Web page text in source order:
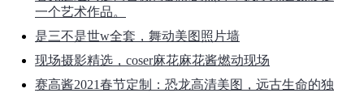
一个艺术作品。
是三不是世w全套，舞动美图照片墙
现场摄影精选，coser麻花麻花酱燃动现场
赛高酱2021春节定制：恐龙高清美图，远古生命的独